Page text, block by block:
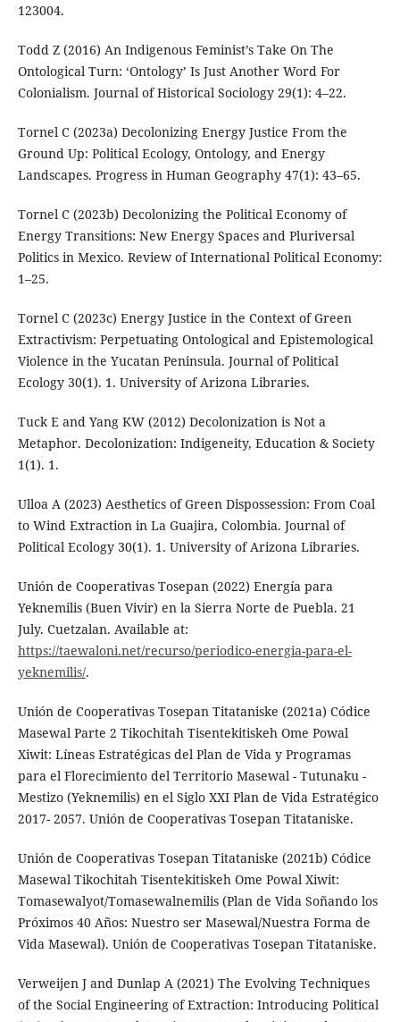
123004.
Todd Z (2016) An Indigenous Feminist’s Take On The
Ontological Turn: ‘Ontology’ Is Just Another Word For
Colonialism. Journal of Historical Sociology 29(1): 4–22.
Tornel C (2023a) Decolonizing Energy Justice From the
Ground Up: Political Ecology, Ontology, and Energy
Landscapes. Progress in Human Geography 47(1): 43–65.
Tornel C (2023b) Decolonizing the Political Economy of
Energy Transitions: New Energy Spaces and Pluriversal
Politics in Mexico. Review of International Political Economy:
1–25.
Tornel C (2023c) Energy Justice in the Context of Green
Extractivism: Perpetuating Ontological and Epistemological
Violence in the Yucatan Peninsula. Journal of Political
Ecology 30(1). 1. University of Arizona Libraries.
Tuck E and Yang KW (2012) Decolonization is Not a
Metaphor. Decolonization: Indigeneity, Education & Society
1(1). 1.
Ulloa A (2023) Aesthetics of Green Dispossession: From Coal
to Wind Extraction in La Guajira, Colombia. Journal of
Political Ecology 30(1). 1. University of Arizona Libraries.
Unión de Cooperativas Tosepan (2022) Energía para
Yeknemilis (Buen Vivir) en la Sierra Norte de Puebla. 21
July. Cuetzalan. Available at:
https://taewaloni.net/recurso/periodico-energia-para-el-
yeknemilis/.
Unión de Cooperativas Tosepan Titataniske (2021a) Códice
Masewal Parte 2 Tikochitah Tisentekitiskeh Ome Powal
Xiwit: Líneas Estratégicas del Plan de Vida y Programas
para el Florecimiento del Territorio Masewal - Tutunaku -
Mestizo (Yeknemilis) en el Siglo XXI Plan de Vida Estratégico
2017- 2057. Unión de Cooperativas Tosepan Titataniske.
Unión de Cooperativas Tosepan Titataniske (2021b) Códice
Masewal Tikochitah Tisentekitiskeh Ome Powal Xiwit:
Tomasewalyot/Tomasewalnemilis (Plan de Vida Soñando los
Próximos 40 Años: Nuestro ser Masewal/Nuestra Forma de
Vida Masewal). Unión de Cooperativas Tosepan Titataniske.
Verweijen J and Dunlap A (2021) The Evolving Techniques
of the Social Engineering of Extraction: Introducing Political